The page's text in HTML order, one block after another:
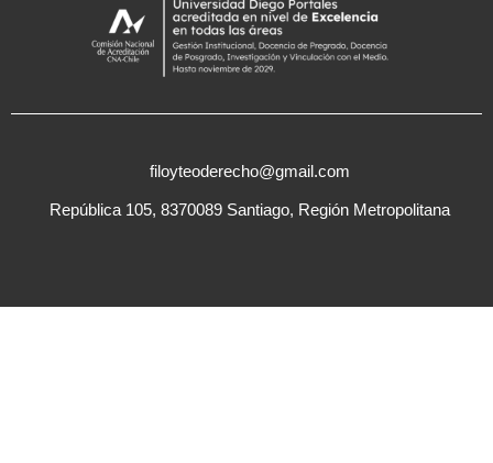
filoyteoderecho@gmail.com
República 105, 8370089 Santiago, Región Metropolitana